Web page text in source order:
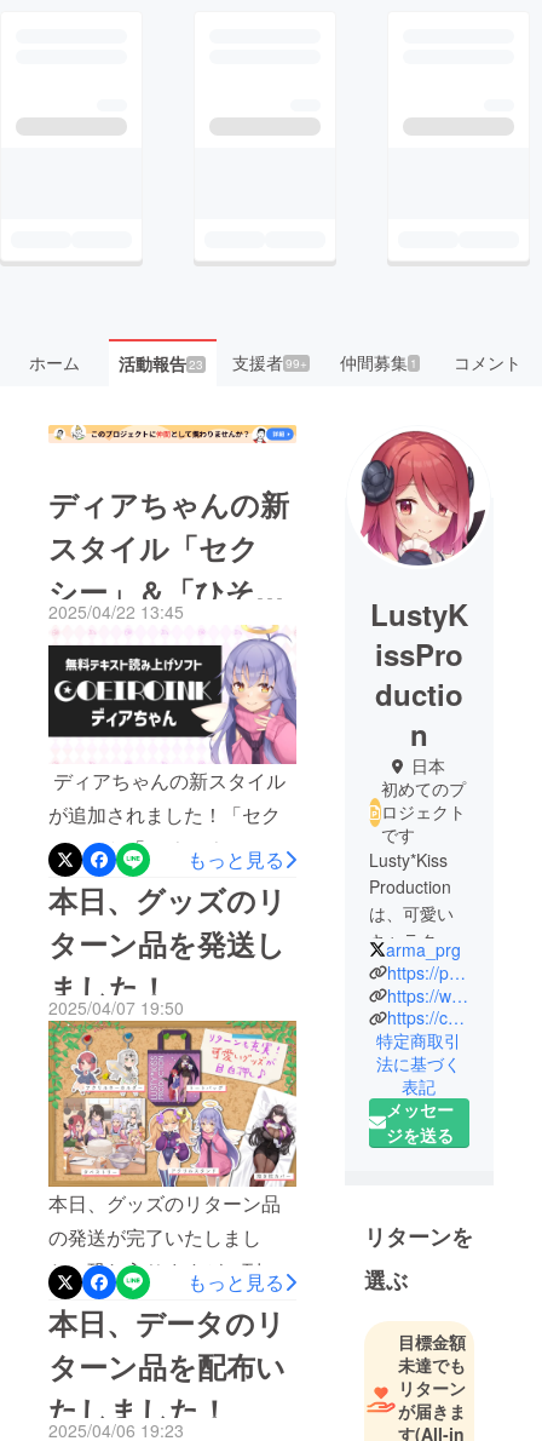
ホーム 活動報告23 支援者99+ 仲間募集 1 コメント
ディアちゃんの新
スタイル「セク
シー」＆「ひそひ
そ」公開！
2025/04/22 13:45
ディアちゃんの新スタイル
が追加されました！「セク
シー」と「ひそひそ」の2ス
タイルになります。表現の
幅がぐっと広がりますの
で、ぜひ使ってみてくださ
い。※新キャラクター・新ス
タイルはCOEIROINKソフト
ウェア上でダウンロードで
きます。COEIROINKサイト
でサンプルも聞けるので、
ぜひご試聴ください！
https://coeiroink.com/charact
er/audio-character/dia-m
もっと見る
本日、グッズのリ
ターン品を発送し
ました！
2025/04/07 19:50
本日、グッズのリターン品
の発送が完了いたしまし
た！恐れ入りますが、到着
までしばらくお待ちくださ
い。万一、長期間届かな
かったり、内容に不備があ
るといったことがございま
もっと見る
本日、データのリ
ターン品を配布い
たしました！
2025/04/06 19:23
LustyK
issPro
ductio
n
日本
初めてのプ
ロジェクト
です
Lusty*Kiss
Production
は、可愛い
キャラク
ターたちを
プロデュー
スしていく
サークルで
す。
音声作品や
トーク動画
など、視聴
だけるコン
供したり、
トへの参加
などを通
じ、ユー
ザーのコン
arma_prg
https://production.lusty-kiss.com/
https://www.youtube.com/@lustykisspro
https://coeiroink.com/character/audio-character/dia-m
特定商取引
法に基づく
表記
メッセー
ジを送る
リターンを
選ぶ
目標金額
未達でも
リターン
が届きま
す(All-in